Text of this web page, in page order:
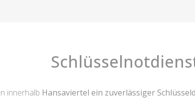
innerhalb Hansaviertel ein zuverlässiger